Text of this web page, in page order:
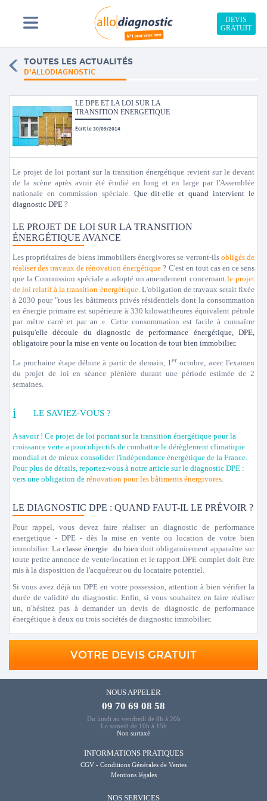
DEVIS
GRATUIT
TOUTES LES ACTUALITÉS
D'ALLODIAGNOSTIC
LE DPE ET LA LOI SUR LA
TRANSITION ENERGETIQUE
Écrit le 30/09/2014
Le projet de loi portant sur la transition énergétique revient sur le devant
de la scène après avoir été étudié en long et en large par l'Assemblée
nationale en commission spéciale. Que dit-elle et quand intervient le
diagnostic DPE ?
LE PROJET DE LOI SUR LA TRANSITION
ÉNERGÉTIQUE AVANCE
Les propriétaires de biens immobiliers énergivores se verront-ils obligés de
réaliser des travaux de rénovation énergétique ? C'est en tout cas en ce sens
que la Commission spéciale a adopté un amendement concernantle projet
de loi relatif à la transition énergétique. L'obligation de travaux serait fixée
à 2030 pour "tous les bâtiments privés résidentiels dont la consommation
en énergie primaire est supérieure à 330 kilowattheures équivalent pétrole
par mètre carré et par an ». Cette consommation est facile à connaître
puisqu'elle découle du diagnostic de performance énergétique, DPE,
obligatoire pour la mise en vente ou location de tout bien immobilier.
La prochaine étape débute à partir de demain, 1eroctobre, avec l'examen
du projet de loi en séance plénière durant une période estimée de 2
semaines.
LE SAVIEZ-VOUS ?
A savoir ! Ce projet de loi portant sur la transition énergétique pour la
croissance verte a pour objectifs de combattre le dérèglement climatique
mondial et de mieux consolider l'indépendance énergétique de la France.
Pour plus de détails, reportez-vous à notre article sur le diagnostic DPE :
vers une obligation de rénovation pour les bâtiments énergivores.
LE DIAGNOSTIC DPE : QUAND FAUT-IL LE PRÉVOIR ?
Pour rappel, vous devez faire réaliser un diagnostic de performance
energetique - DPE - dès la mise en vente ou location de votre bien
immobilier. Laclasse énergie du bien doit obligatoirement apparaître sur
toute petite annonce de vente/location et le rapport DPE complet doit être
mis à la disposition de l'acquéreur ou du locataire potentiel.
Si vous avez déjà un DPE en votre possession, attention à bien vérifier la
durée de validité du diagnostic. Enfin, si vous souhaitez en faire réaliser
un, n'hésitez pas à demander un devis de diagnostic de performance
énergétique à deux ou trois sociétés de diagnostic immobilier.
VOTRE DEVIS GRATUIT
NOUS APPELER
09 70 69 08 58
Du lundi au vendredi de 8h à 20h
Le samedi de 10h à 15h
Non surtaxé
INFORMATIONS PRATIQUES
CGV - Conditions Générales de Ventes
Mentions légales
NOS SERVICES